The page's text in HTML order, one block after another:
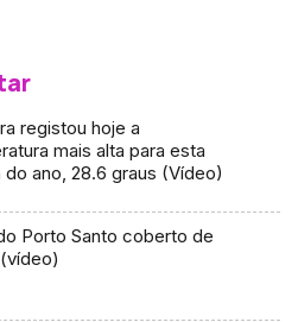
registou hoje a
mais alta para esta
ano, 28.6 graus (Vídeo)
Porto Santo coberto de